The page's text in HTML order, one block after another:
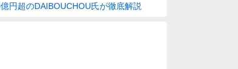
円超のDAIBOUCHOU氏が徹底解説